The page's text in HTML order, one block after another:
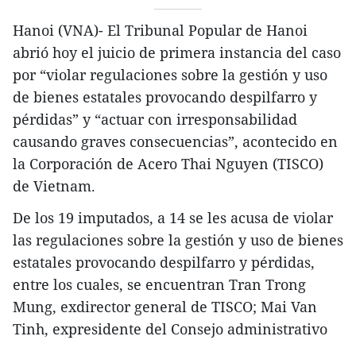
Hanoi (VNA)- El Tribunal Popular de Hanoi
abrió hoy el juicio de primera instancia del caso
por “violar regulaciones sobre la gestión y uso
de bienes estatales provocando despilfarro y
pérdidas” y “actuar con irresponsabilidad
causando graves consecuencias”, acontecido en
la Corporación de Acero Thai Nguyen (TISCO)
de Vietnam.
De los 19 imputados, a 14 se les acusa de violar
las regulaciones sobre la gestión y uso de bienes
estatales provocando despilfarro y pérdidas,
entre los cuales, se encuentran Tran Trong
Mung, exdirector general de TISCO; Mai Van
Tinh, expresidente del Consejo administrativo